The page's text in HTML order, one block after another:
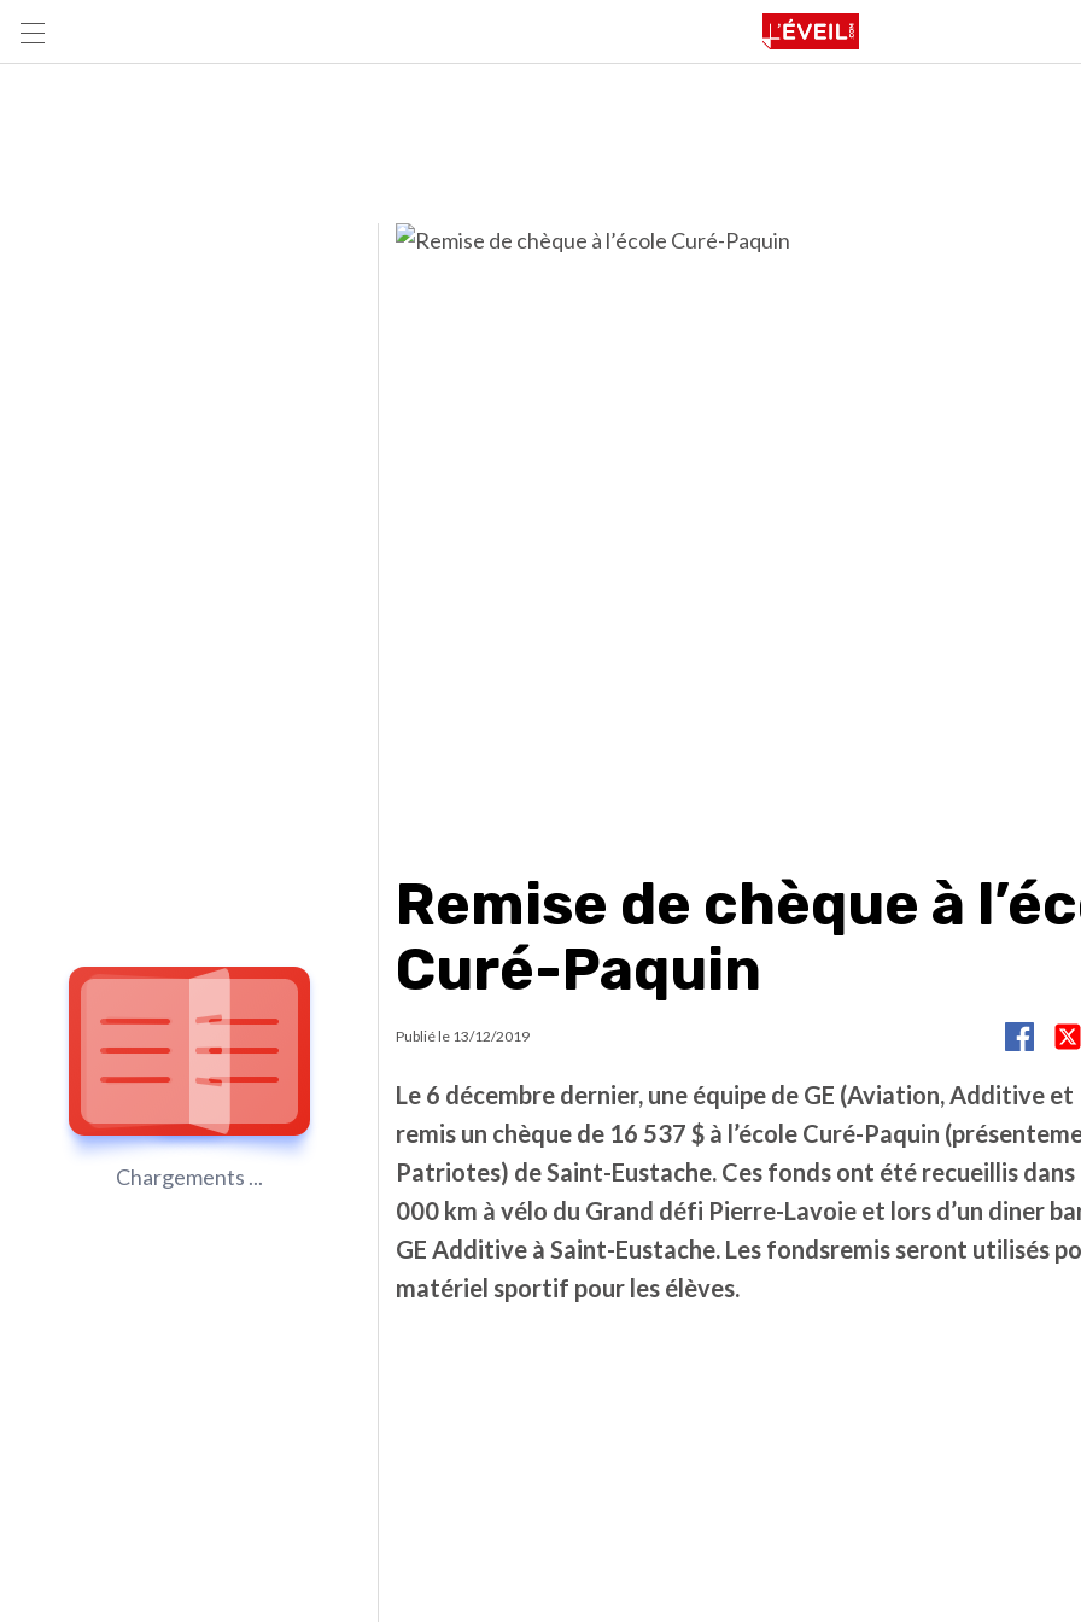
Chargements ...
Remise de chèque à
Curé-Paquin
Publié le 13/12/2019
Le 6 décembre dernier, une équipe de GE (Aviation, Additive et
remis un chèque de 16 537 $ à l’école Curé-Paquin
Patriotes) de Saint-Eustache. Ces fonds ont été recueillis dans
000 km à vélo du Grand défi Pierre-Lavoie et lors d’un diner
GE Additive à Saint-Eustache. Les fondsremis seront utilisés
matériel sportif pour les élèves.